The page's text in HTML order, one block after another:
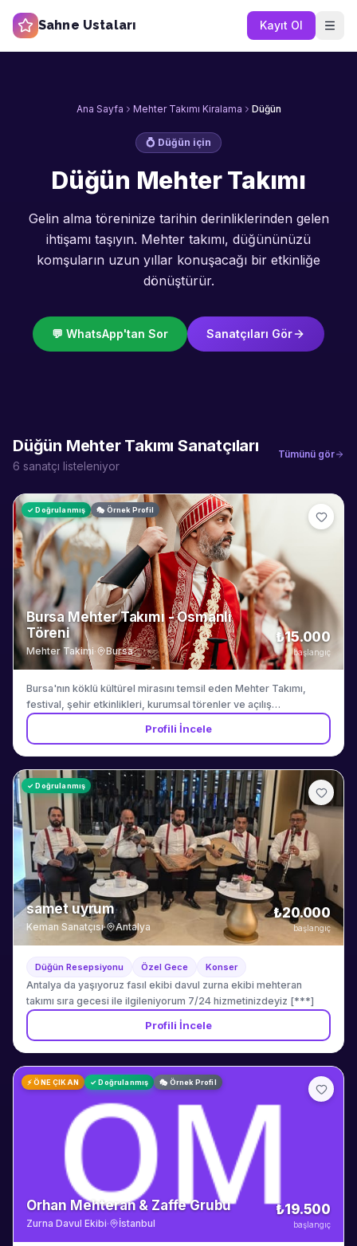
Sahne Ustaları Kayıt Ol
Ana Sayfa Mehter Takımı Kiralama Düğün
💍 Düğün için
Düğün Mehter Takımı
Gelin alma töreninize tarihin derinliklerinden gelen
ihtişamı taşıyın. Mehter takımı, düğününüzü
komşuların uzun yıllar konuşacağı bir etkinliğe
dönüştürür.
💬 WhatsApp'tan Sor Sanatçıları Gör
Düğün Mehter Takımı Sanatçıları
6 sanatçı listeleniyor
Tümünü gör
✓ Doğrulanmış 🎭 Örnek Profil
Bursa Mehter Takımı - Osmanlı
Töreni
Mehter Takimi· Bursa
₺15.000
başlangıç
Bursa'nın köklü kültürel mirasını temsil eden Mehter Takımı,
festival, şehir etkinlikleri, kurumsal törenler ve açılış
organizasyonlarında otantik Osmanlı marşları ve geleneksel
törenlerle görkemli bir atmosfer yaratmaktadır. Tam kostüm ve
Profili İncele
✓ Doğrulanmış
samet uyrum
Keman Sanatçısı· Antalya
₺20.000
başlangıç
Düğün Resepsiyonu Özel Gece Konser
Antalya da yaşıyoruz fasıl ekibi davul zurna ekibi mehteran
takımı sıra gecesi ile ilgileniyorum 7/24 hizmetinizdeyiz [***]
Profili İncele
⚡ ÖNE ÇIKAN ✓ Doğrulanmış 🎭 Örnek Profil
Orhan Mehteran & Zaffe Grubu
Zurna Davul Ekibi· İstanbul
₺19.500
başlangıç